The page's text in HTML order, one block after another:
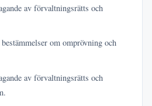
av förvaltningsrätts och
om omprövning och
av förvaltningsrätts och